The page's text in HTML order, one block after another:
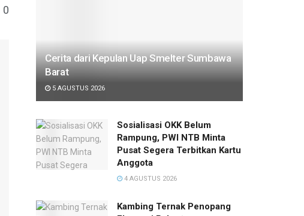
0
Cerita dari Kepulan Uap Smelter Sumbawa
Barat
5 AGUSTUS 2026
Sosialisasi OKK Belum
Rampung, PWI NTB Minta
Pusat Segera Terbitkan Kartu
Anggota
4 AGUSTUS 2026
Kambing Ternak Penopang